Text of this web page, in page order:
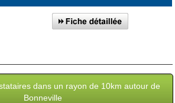
dans un rayon de 10km autour de
Bonneville